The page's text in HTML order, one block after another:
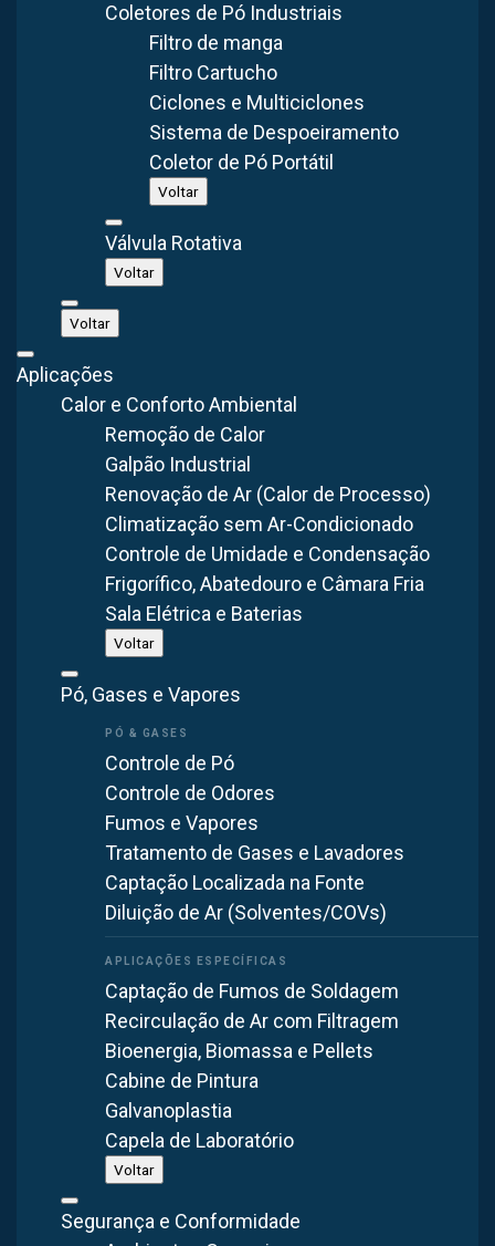
Coletores de Pó Industriais
Filtro de manga
Filtro Cartucho
Ciclones e Multiciclones
Sistema de Despoeiramento
Coletor de Pó Portátil
Voltar
Válvula Rotativa
Voltar
Voltar
Aplicações
Calor e Conforto Ambiental
Remoção de Calor
Galpão Industrial
Renovação de Ar (Calor de Processo)
Climatização sem Ar-Condicionado
Controle de Umidade e Condensação
Frigorífico, Abatedouro e Câmara Fria
Sala Elétrica e Baterias
Voltar
Pó, Gases e Vapores
Controle de Pó
Controle de Odores
Fumos e Vapores
Tratamento de Gases e Lavadores
Captação Localizada na Fonte
Diluição de Ar (Solventes/COVs)
Captação de Fumos de Soldagem
Recirculação de Ar com Filtragem
Bioenergia, Biomassa e Pellets
Cabine de Pintura
Galvanoplastia
Capela de Laboratório
Voltar
Segurança e Conformidade
Galeria do Projeto
Calor e umidade na pasteurização e
processamento de leite
A deficiente ventilação e o aquecimento gerado pelas
máquinas no ambiente produtivo se tornaram problemas
significativos que comprometem tanto a saúde dos
trabalhadores quanto a eficiência dos processos
produtivos. A falta de medidas adequadas para garantir uma
renovação de aradequada estavam levando
colaboradores a fadiga, ao estresse térmico e sérios
problemas de saúde, além da redução na produtividade e
Uma solução para enfrentar os problemas de deficiente
ventilação e aquecimento gerado pelas máquinas no
ambiente produtivo foi a instalação de sistemas de
insufladores de telhado e parede com filtro G4 e
exaustores de telhado. Esses sistemas promovem uma
circulação de ar adequada no ambiente de trabalho,
aumentando a renovação do ar, ajudando a reduzir a